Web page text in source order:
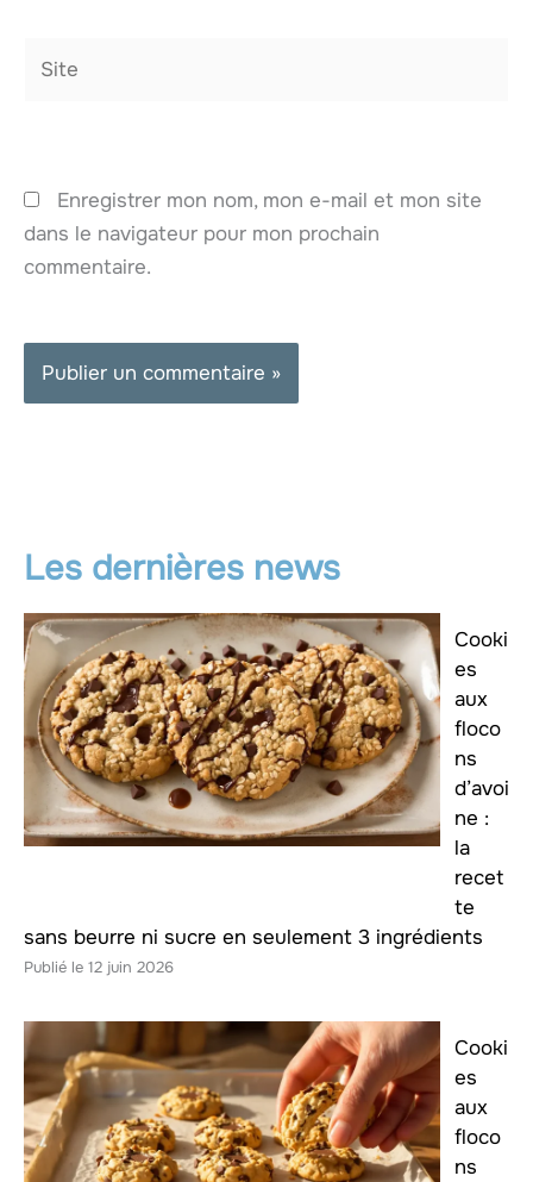
Enregistrer mon nom, mon e-mail et mon site
dans le navigateur pour mon prochain
commentaire.
Les dernières news
Cooki
es
aux
floco
ns
d’avoi
ne :
la
recet
te
sans beurre ni sucre en seulement 3 ingrédients
12 juin 2026
Cooki
es
aux
floco
ns